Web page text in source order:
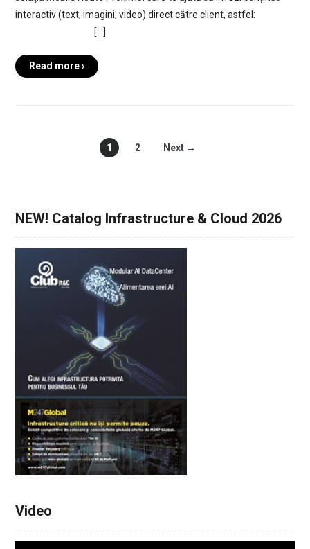
interactiv (text, imagini, video) direct către client, astfel:
[…]
Read more ›
1 2 Next →
NEW! Catalog Infrastructure & Cloud 2026
Video